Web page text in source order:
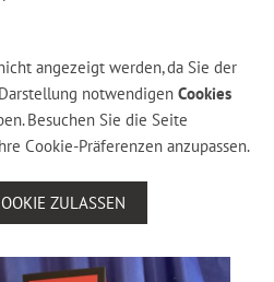
angezeigt werden, da Sie der
notwendigen Cookies
Besuchen Sie die Seite
Cookie-Präferenzen anzupassen.
ZULASSEN